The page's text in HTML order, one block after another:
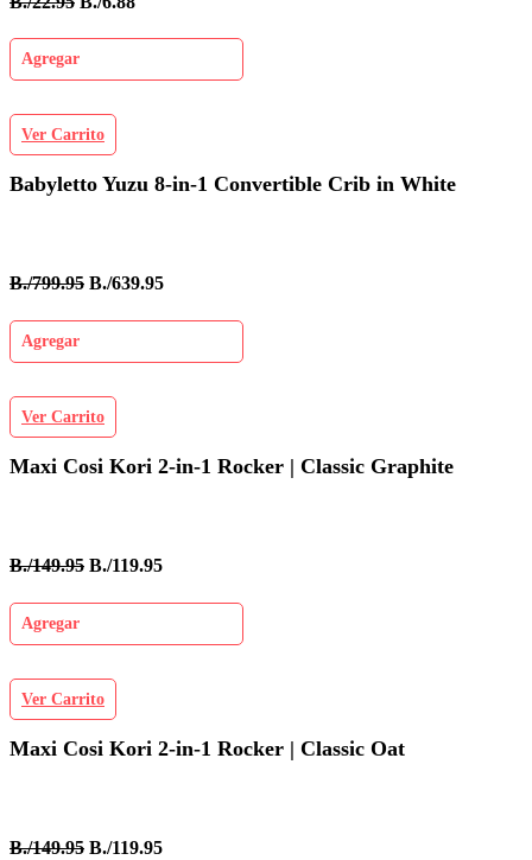
Agregar
Ver Carrito
Babyletto Yuzu 8-in-1 Convertible Crib in White
B./799.95 B./639.95
Agregar
Ver Carrito
Maxi Cosi Kori 2-in-1 Rocker | Classic Graphite
B./149.95 B./119.95
Agregar
Ver Carrito
Maxi Cosi Kori 2-in-1 Rocker | Classic Oat
B./149.95 B./119.95